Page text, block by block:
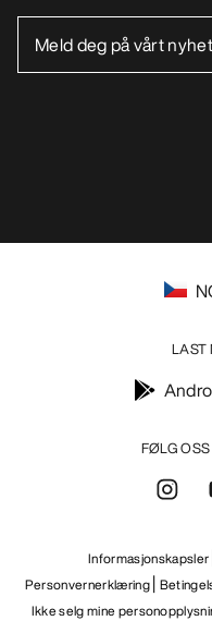
FØLG OSS
LAST
Informasjonskapsler
Personvernerklæring
Ikke selg mine